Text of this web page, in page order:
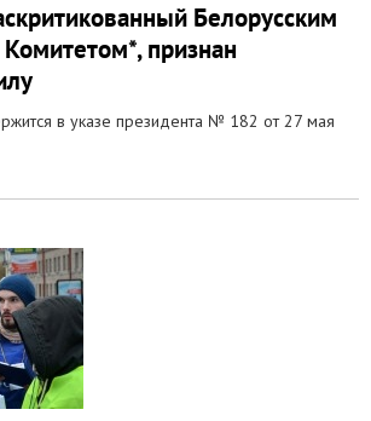
Белорусским
признан
в указе президента № 182 от 27 мая